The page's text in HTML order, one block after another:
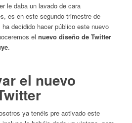
le daba un lavado de cara
es en este segundo trimestre de
decidido hacer público este nuevo
el nuevo diseño de Twitter
.
el nuevo
ya tenéis pre activado este